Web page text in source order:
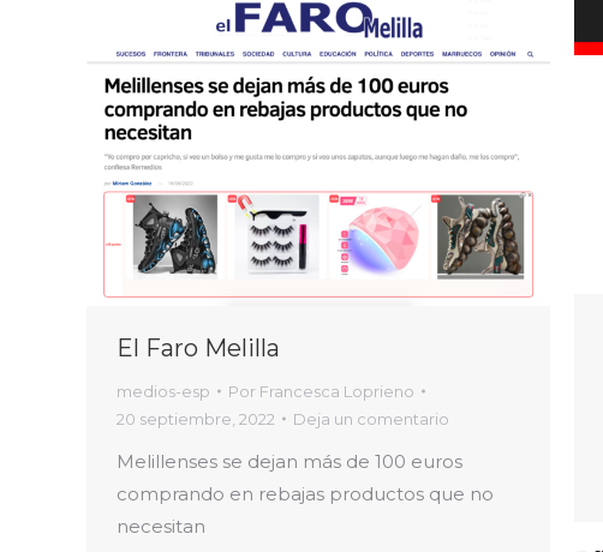
El Faro Melilla
medios-esp Por Francesca Loprieno
20 septiembre, 2022
Deja un comentario
Melillenses se dejan más de 100 euros
comprando en rebajas productos que no
necesitan